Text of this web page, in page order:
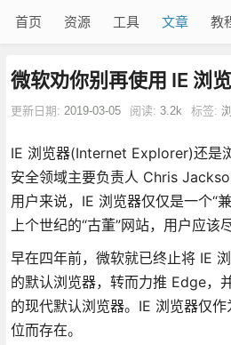
首页 资源 工具 文章 教
微软劝你别再使用 IE 浏
更新日期: 2019-03-05 阅读: 3.2k 标签:
IE 浏览器(Internet Explorer)还是
安全领域主要负责人 Chris
用户来说，IE 浏览器仅仅是一个“
上个世纪的“古董”网站，用户应该
早在四年前，微软就已终止将 IE
的默认浏览器，转而力推 Edge，
的现代默认浏览器。IE 浏览器仅作
位而存在。